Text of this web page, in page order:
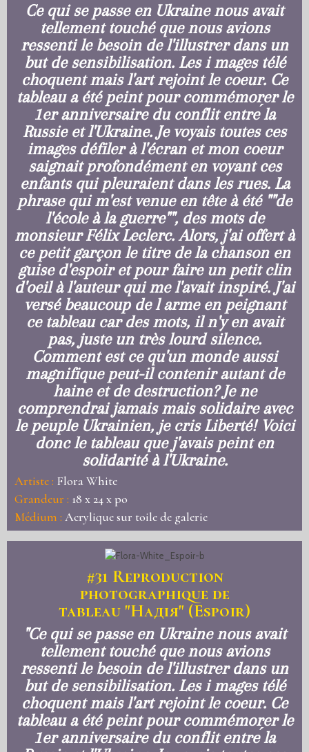
Ce qui se passe en Ukraine nous avait
tellement touché que nous avions
ressenti le besoin de l'illustrer dans un
but de sensibilisation. Les i mages télé
choquent mais l'art rejoint le coeur. Ce
tableau a été peint pour commémorer le
1er anniversaire du conflit entre ́la
Russie et l'Ukraine. Je voyais toutes ces
images défiler à l'écran et mon coeur
saignait profondément en voyant ces
enfants qui pleuraient dans les rues. La
phrase qui m'est venue en tête à été ""de
l'école à la guerre"", des mots de
monsieur Félix Leclerc. Alors, j'ai offert à
ce petit garçon le titre de la chanson en
guise d'espoir et pour faire un petit clin
d'oeil à l'auteur qui me l'avait inspiré. J'ai
versé beaucoup de l arme en peignant
ce tableau car des mots, il n'y en avait
pas, juste un très lourd silence.
Comment est ce qu'un monde aussi
magnifique peut-il contenir autant de
haine et de destruction? Je ne
comprendrai jamais mais solidaire avec
le peuple Ukrainien, je cris Liberté! Voici
donc le tableau que j'avais peint en
solidarité à l'Ukraine.
Artiste : Flora White
Grandeur : 18 x 24 x po
Médium : Acrylique sur toile de galerie
#31 Reproduction
photographique de
tableau "Надія" (Espoir)
"Ce qui se passe en Ukraine nous avait
tellement touché que nous avions
ressenti le besoin de l'illustrer dans un
but de sensibilisation. Les i mages télé
choquent mais l'art rejoint le coeur. Ce
tableau a été peint pour commémorer le
1er anniversaire du conflit entre ́la